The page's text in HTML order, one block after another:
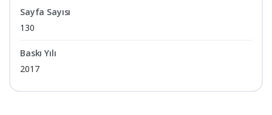
Sayfa Sayısı
130
Baskı Yılı
2017